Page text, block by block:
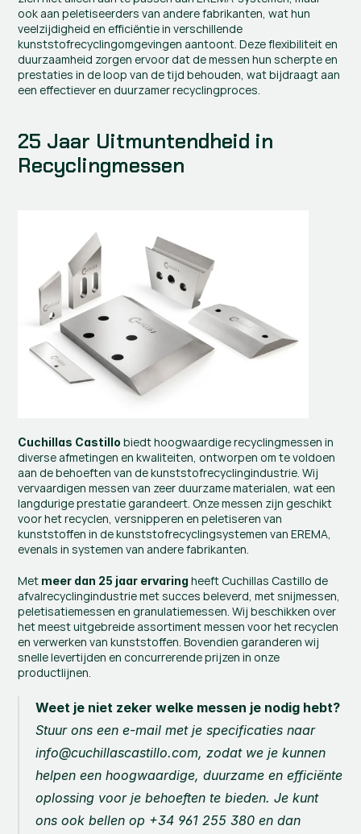
ook aan peletiseerders van andere fabrikanten, wat hun
veelzijdigheid en efficiëntie in verschillende
kunststofrecyclingomgevingen aantoont. Deze flexibiliteit en
duurzaamheid zorgen ervoor dat de messen hun scherpte en
prestaties in de loop van de tijd behouden, wat bijdraagt aan
een effectiever en duurzamer recyclingproces.
25 Jaar Uitmuntendheid in
Recyclingmessen
Cuchillas Castillo biedt hoogwaardige recyclingmessen in
diverse afmetingen en kwaliteiten, ontworpen om te voldoen
aan de behoeften van de kunststofrecyclingindustrie. Wij
vervaardigen messen van zeer duurzame materialen, wat een
langdurige prestatie garandeert. Onze messen zijn geschikt
voor het recyclen, versnipperen en peletiseren van
kunststoffen in de kunststofrecyclingsystemen van EREMA,
evenals in systemen van andere fabrikanten.
Met meer dan 25 jaar ervaring heeft Cuchillas Castillo de
afvalrecyclingindustrie met succes beleverd, met snijmessen,
peletisatiemessen en granulatiemessen. Wij beschikken over
het meest uitgebreide assortiment messen voor het recyclen
en verwerken van kunststoffen. Bovendien garanderen wij
snelle levertijden en concurrerende prijzen in onze
productlijnen.
Weet je niet zeker welke messen je nodig hebt?
Stuur ons een e-mail met je specificaties naar
info@cuchillascastillo.com, zodat we je kunnen
helpen een hoogwaardige, duurzame en efficiënte
oplossing voor je behoeften te bieden. Je kunt
ons ook bellen op +34 961 255 380 en dan